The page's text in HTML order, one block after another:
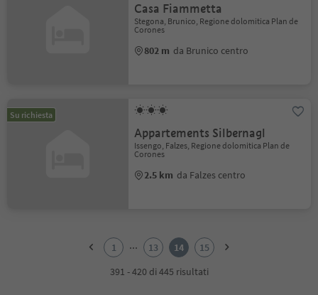
Casa Fiammetta
Stegona, Brunico, Regione dolomitica Plan de
Corones
802 m da Brunico centro
Su richiesta
Appartements Silbernagl
Issengo, Falzes, Regione dolomitica Plan de
Corones
2.5 km da Falzes centro
1 ... 13 14
15
391 - 420 di 445 risultati